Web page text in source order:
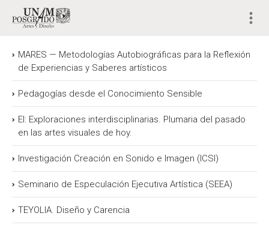
MARES — Metodologías Autobiográficas para la Reflexión
de Experiencias y Saberes artísticos
Pedagogías desde el Conocimiento Sensible
EI: Exploraciones interdisciplinarias. Plumaria del pasado
en las artes visuales de hoy.
Investigación Creación en Sonido e Imagen (ICSI)
Seminario de Especulación Ejecutiva Artística (SEEA)
TEYOLIA. Diseño y Carencia